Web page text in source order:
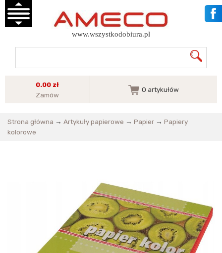
www.wszystkodobiura.pl
0.00 zł
Zamów
0 artykułów
Strona główna → Artykuły papierowe → Papier → Papiery
kolorowe